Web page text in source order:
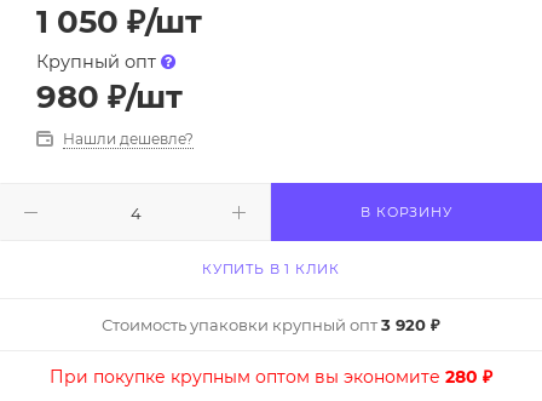
1 050 ₽/шт
Крупный опт
980 ₽/шт
Нашли дешевле?
В КОРЗИНУ
КУПИТЬ В 1 КЛИК
Стоимость упаковки крупный опт3 920 ₽
При покупке крупным оптом вы экономите 280 ₽